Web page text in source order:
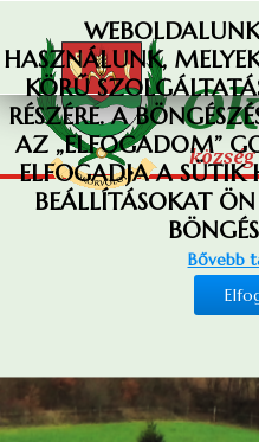
HASZNÁLUNK,
KÖRŰ
RÉSZÉRE. A
AZ „ELFOGADOM”
ELFOGADJA A SÜTIK
BEÁLLÍTÁSOKAT
Bővebb